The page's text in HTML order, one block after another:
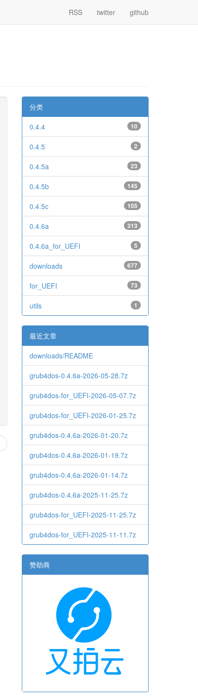
RSS twitter github
分类
10
0.4.4
2
0.4.5
23
0.4.5a
145
0.4.5b
105
0.4.5c
313
0.4.6a
5
0.4.6a_for_UEFI
677
downloads
73
for_UEFI
1
utils
最近文章
downloads/README
grub4dos-0.4.6a-2026-05-28.7z
grub4dos-for_UEFI-2026-05-07.7z
grub4dos-for_UEFI-2026-01-25.7z
grub4dos-0.4.6a-2026-01-20.7z
grub4dos-0.4.6a-2026-01-19.7z
grub4dos-0.4.6a-2026-01-14.7z
grub4dos-0.4.6a-2025-11-25.7z
grub4dos-for_UEFI-2025-11-25.7z
grub4dos-for_UEFI-2025-11-11.7z
赞助商